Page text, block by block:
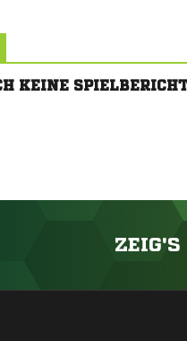
KEINE
ZEIG'S